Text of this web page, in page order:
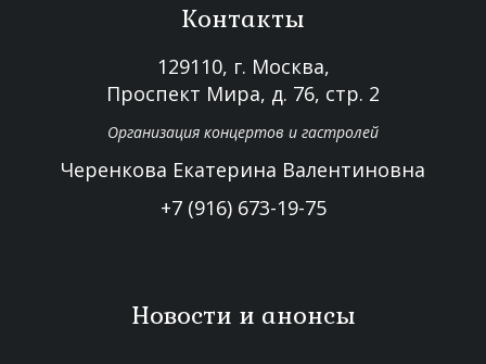
Контакты
129110, г. Москва,
Проспект Мира, д. 76, стр. 2
Организация концертов и гастролей
Черенкова Екатерина Валентиновна
+7 (916) 673-19-75
Новости и анонсы